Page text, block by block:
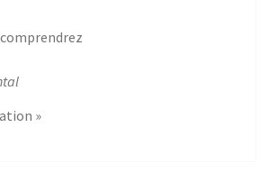
»